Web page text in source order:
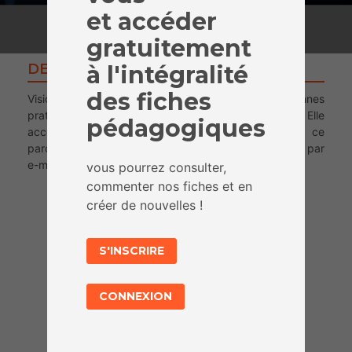
DESCRIPTION
Visionnez cette vidéo pour découvrir des bonnes
pratiques pour communiquer et s’informer en ligne. Elle
accompagne notamment la première étape de ce
parcours : l’activité « Apprendre à bien communiquer par
e-mail ».
et accéder
gratuitement
à l'intégralité
des fiches
pédagogiques
vous pourrez consulter,
commenter nos fiches et en
créer de nouvelles !
S'INSCRIRE
CONNEXION